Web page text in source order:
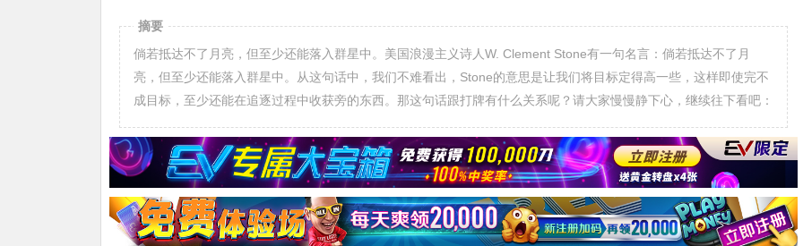
摘要
倘若抵达不了月亮，但至少还能落入群星中。美国浪漫主义诗人W. Clement Stone有一句名言：倘若抵达不了月
亮，但至少还能落入群星中。从这句话中，我们不难看出，Stone的意思是让我们将目标定得高一些，这样即使完不
成目标，至少还能在追逐过程中收获旁的东西。那这句话跟打牌有什么关系呢？请大家慢慢静下心，继续往下看吧：